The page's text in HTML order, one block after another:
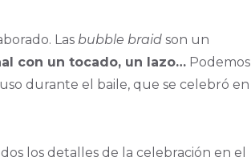
Las bubble braid son un
con un tocado, un lazo… Podemos
durante el baile, que se celebró en
los detalles de la celebración en el